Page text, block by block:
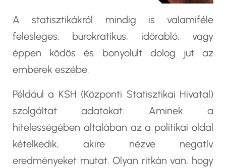
A statisztikákról mindig is valamiféle
felesleges, bürokratikus, időrabló, vagy
éppen ködös és bonyolult dolog jut az
emberek eszébe.
Például a KSH (Központi Statisztikai Hivatal)
szolgáltat adatokat. Aminek a
hitelességében általában az a politikai oldal
kételkedik, akire nézve negatív
eredményeket mutat. Olyan ritkán van, hogy